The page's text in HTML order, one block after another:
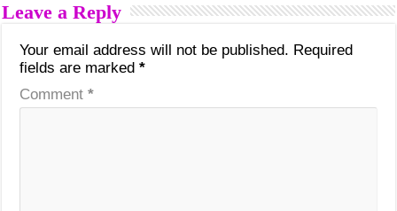
Leave a Reply
Your email address will not be published. Required
fields are marked*
Comment*